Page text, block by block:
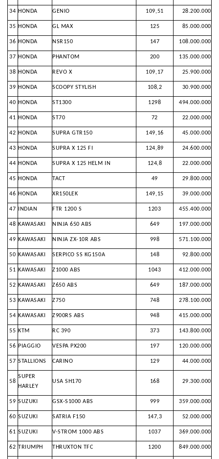
34 HONDA GENIO 109,51 28.200.000
35 HONDA GL MAX 125 85.000.000
36 HONDA NSR150 147 108.000.000
37 HONDA PHANTOM 200 135.000.000
38 HONDA REVO X 109,17 25.900.000
39 HONDA SCOOPY STYLISH 108,2 30.900.000
40 HONDA ST1300 1298 494.000.000
41 HONDA ST70 72 22.000.000
42 HONDA SUPRA GTR150 149,16 45.000.000
43 HONDA SUPRA X 125 FI 124,89 24.600.000
44 HONDA SUPRA X 125 HELM IN 124,8 22.000.000
45 HONDA TACT 49 29.800.000
46 HONDA XR150LEK 149,15 39.000.000
47 INDIAN FTR 1200 S 1203 455.400.000
48 KAWASAKI NINJA 650 ABS 649 197.000.000
49 KAWASAKI NINJA ZX-10R ABS 998 571.100.000
50 KAWASAKI SERPICO SS KG150A 148 92.800.000
51 KAWASAKI Z1000 ABS 1043 412.000.000
52 KAWASAKI Z650 ABS 649 187.000.000
53 KAWASAKI Z750 748 278.100.000
54 KAWASAKI Z900RS ABS 948 415.000.000
55 KTM RC 390 373 143.800.000
56 PIAGGIO VESPA PX200 197 120.000.000
57 STALLIONS CARINO 129 44.000.000
58
SUPER
HARLEY
USA SH170 168 29.300.000
59 SUZUKI GSX-S1000 ABS 999 359.000.000
60 SUZUKI SATRIA F150 147,3 52.000.000
61 SUZUKI V-STROM 1000 ABS 1037 369.000.000
62 TRIUMPH THRUXTON TFC 1200 849.000.000